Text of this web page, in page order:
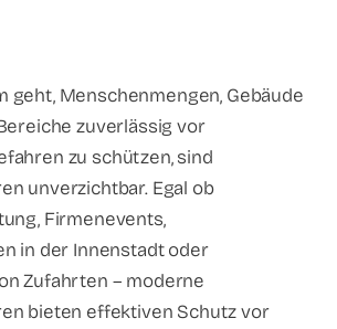
geht, Menschenmengen, Gebäude
zuverlässig vor
zu schützen, sind
unverzichtbar. Egal ob
Firmenevents,
in der Innenstadt oder
Zufahrten – moderne
bieten effektiven Schutz vor